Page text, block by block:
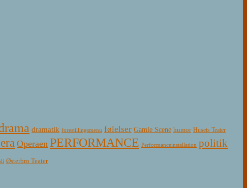
dramatik forestillingsmenu følelser Gamle Scene humor Husets Teater
Operaen PERFORMANCE Performanceinstallation politik
Østerbro Teater